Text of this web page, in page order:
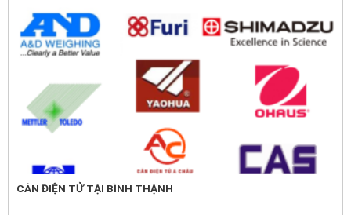
CÂN ĐIỆN TỬ TẠI BÌNH THẠNH